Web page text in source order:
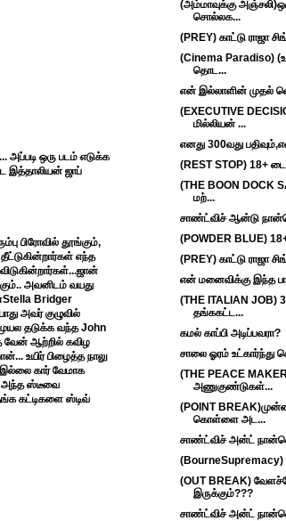
ஒரு படம் எடுக்க
இத்தாலியன் ஜாப்
பிரோவில் தூங்கும்,
எந்த
அவனிடம் வயது
Bridger
அவர் குழுவில்
தடுக்க வந்த John
வேன் ஆற்றில் கவிழ
உயிர் பிழைத்த நாலு
கார் வேமாக
அந்த ஸ்டீவை
கட்டிகளை ஸ்டிவ்
(அம்மாவுக்கு
சொல்லக...
(PREY) காட்டு ராஜா
(Cinema Paradiso)
தொட...
என் இல்லாளின் முதல்
(EXECUTIVE
மில்லியன் ...
எனது 300வது
(REST STOP) 18+
(THE BOON DOCK
மற்...
சாண்ட்விச் ஆன்டு
(POWDER BLUE)
(PREY) காட்டு ராஜா
என் மனைவிக்கு இந்த
(THE ITALIAN JOB)
தங்ககட்ட...
கமல் காப்பி அடிப்பவரா?
சாலை ஓரம் உட்கார்ந்து
(THE PEACE
அணுகுண்டுகள்...
(POINT
கொள்ளை அட...
சாண்ட்விச் அன்ட்
(OUT BREAK)
இருக்கும்???
சாண்ட்விச் அன்ட்